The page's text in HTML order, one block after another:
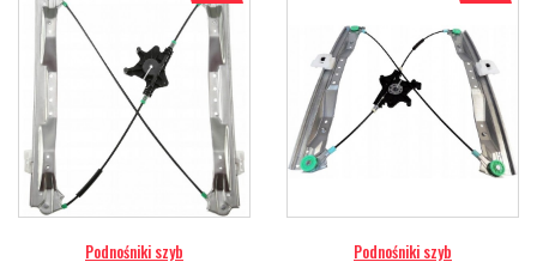
Podnośniki szyb Podnośniki szyb